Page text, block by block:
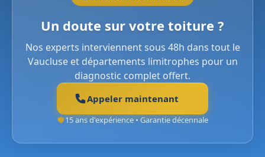
Un doute sur votre toiture ?
Nos experts interviennent sous 48h dans tout le
Vaucluse et départements limitrophes pour un
diagnostic complet offert.
Appeler maintenant
15 ans d'expérience • Garantie décennale